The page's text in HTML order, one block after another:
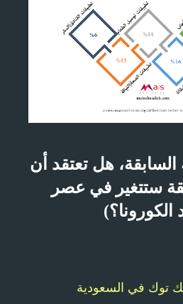
هل تعتقد أن
ستتغير في عصر
الكورونا؟)
توك في السعودية